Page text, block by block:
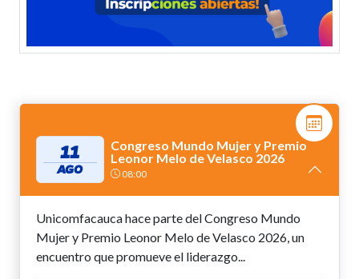
11
AGO
Congreso Mundo Mujer y Premio
Leonor Melo de Velasco 2026
08:00
Unicomfacauca hace parte del Congreso Mundo
Mujer y Premio Leonor Melo de Velasco 2026, un
encuentro que promueve el liderazgo...